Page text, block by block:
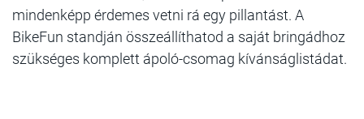
mindenképp érdemes vetni rá egy pillantást. A
BikeFun standján összeállíthatod a saját bringádhoz
szükséges komplett ápoló-csomag kívánságlistádat.